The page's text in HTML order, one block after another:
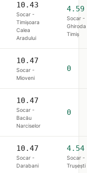
10.43
Socar -
Timișoara
Calea
Aradului
4.59
Socar -
Ghiroda
Timiş
10.47
Socar -
Mioveni
0
10.47
Socar -
Bacău
Narciselor
0
10.47
Socar -
Darabani
4.54
Socar -
Trușești